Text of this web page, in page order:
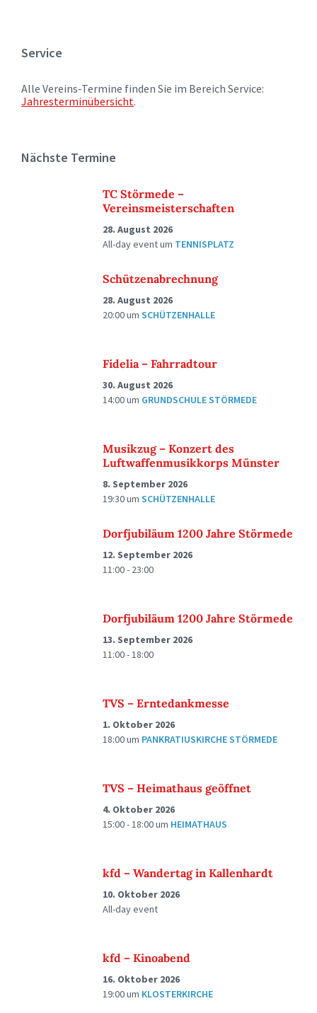
Service
Alle Vereins-Termine finden Sie im Bereich Service:
Jahresterminübersicht.
Nächste Termine
TC Störmede –
Vereinsmeisterschaften
28. August 2026
All-day eventum TENNISPLATZ
Schützenabrechnung
28. August 2026
20:00um SCHÜTZENHALLE
Fidelia – Fahrradtour
30. August 2026
14:00um GRUNDSCHULE STÖRMEDE
Musikzug – Konzert des
Luftwaffenmusikkorps Münster
8. September 2026
19:30um SCHÜTZENHALLE
Dorfjubiläum 1200 Jahre Störmede
12. September 2026
11:00 - 23:00
Dorfjubiläum 1200 Jahre Störmede
13. September 2026
11:00 - 18:00
TVS – Erntedankmesse
1. Oktober 2026
18:00um PANKRATIUSKIRCHE STÖRMEDE
TVS – Heimathaus geöffnet
4. Oktober 2026
15:00 - 18:00um HEIMATHAUS
kfd – Wandertag in Kallenhardt
10. Oktober 2026
All-day event
kfd – Kinoabend
16. Oktober 2026
19:00um KLOSTERKIRCHE